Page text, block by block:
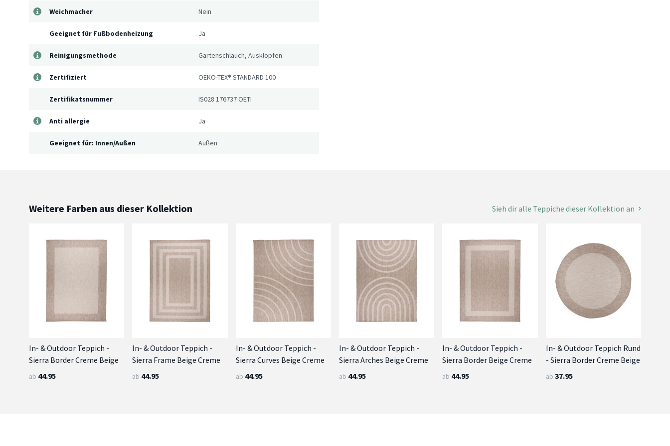
Weichmacher Nein
Geeignet für Fußbodenheizung Ja
Reinigungsmethode Gartenschlauch, Ausklopfen
Zertifiziert OEKO-TEX® STANDARD 100
Zertifikatsnummer IS028 176737 OETI
Anti allergie Ja
Geeignet für: Innen/Außen Außen
Weitere Farben aus dieser Kollektion Sieh dir alle Teppiche dieser Kollektion an
In- & Outdoor Teppich -
Sierra Border Creme Beige
ab 44.95
In- & Outdoor Teppich -
Sierra Frame Beige Creme
ab 44.95
In- & Outdoor Teppich -
Sierra Curves Beige Creme
ab 44.95
In- & Outdoor Teppich -
Sierra Arches Beige Creme
ab 44.95
In- & Outdoor Teppich -
Sierra Border Beige Creme
ab 44.95
In- & Outdoor Teppich Rund
- Sierra Border Creme Beige
ab 37.95